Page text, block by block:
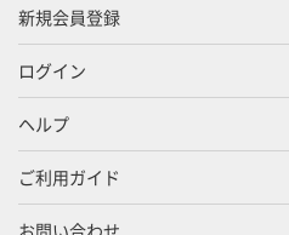
新規会員登録
ログイン
ヘルプ
ご利用ガイド
お問い合わせ